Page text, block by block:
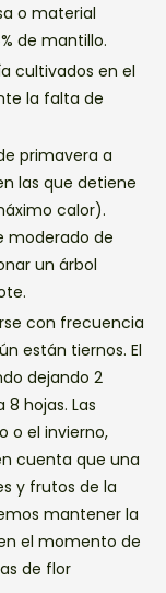
o material
de mantillo.
cultivados en el
la falta de
primavera a
las que detiene
calor).
moderado de
un árbol
con frecuencia
están tiernos. El
dejando 2
hojas. Las
o el invierno,
cuenta que una
y frutos de la
mantener la
el momento de
de flor